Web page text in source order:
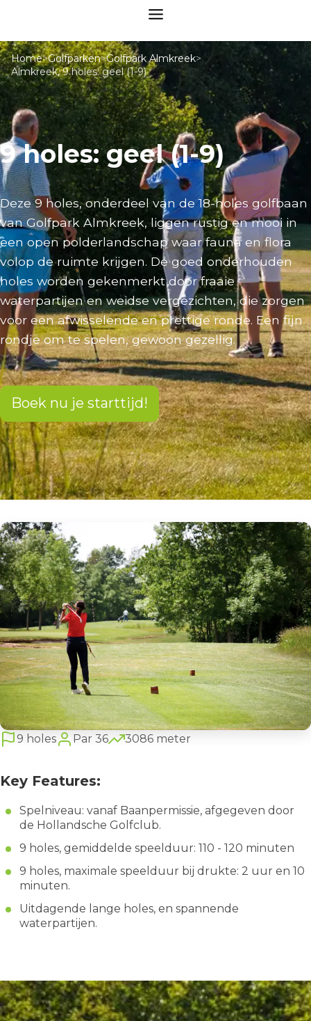
Home>Golfparken>Golfpark Almkreek>
Almkreek, 9 holes: geel (1-9)
9 holes: geel (1-9)
Deze 9 holes, onderdeel van de 18-holes golfbaan
van Golfpark Almkreek, liggen rustig en mooi in
een open polderlandschap waar fauna en flora
volop de ruimte krijgen. De goed onderhouden
holes worden gekenmerkt door fraaie
waterpartijen en weidse vergezichten, die zorgen
voor een afwisselende en prettige ronde. Een fijn
rondje om te spelen, gewoon gezellig.
Boek nu je starttijd!
9 holes Par 36 3086 meter
Key Features:
Spelniveau: vanaf Baanpermissie, afgegeven door
de Hollandsche Golfclub.
9 holes, gemiddelde speelduur: 110 - 120 minuten
9 holes, maximale speelduur bij drukte: 2 uur en 10
minuten.
Uitdagende lange holes, en spannende
waterpartijen.